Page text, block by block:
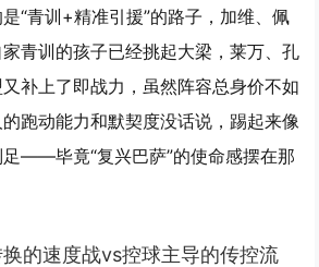
“青训+精准引援”的路子，加维、佩
青训的孩子已经挑起大梁，莱万、孔
补上了即战力，虽然阵容总身价不如
跑动能力和默契度没话说，踢起来像
——毕竟“复兴巴萨”的使命感摆在那
的速度战vs控球主导的传控流